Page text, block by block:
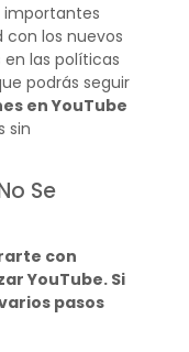
importantes
los nuevos
las políticas
podrás seguir
en YouTube
sin
Se
con
YouTube. Si
pasos